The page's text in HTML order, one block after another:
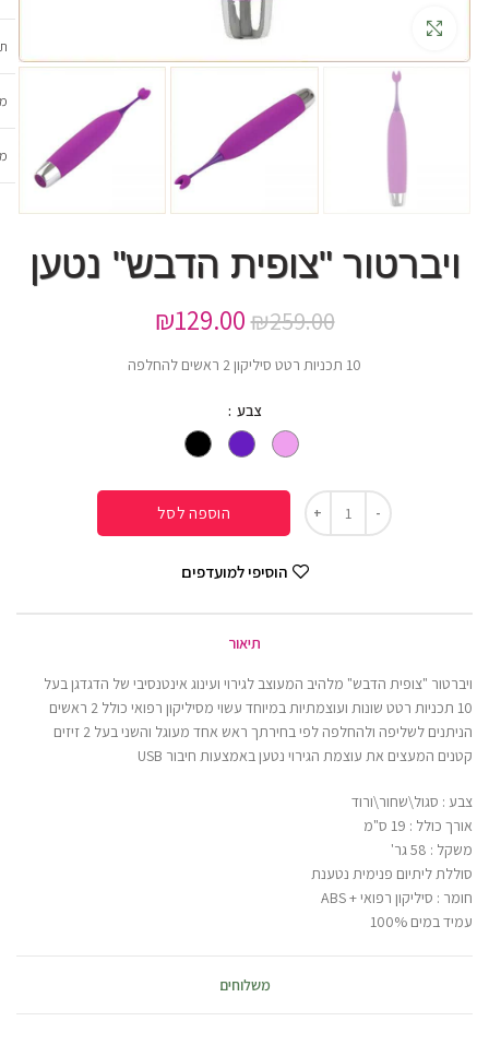
ויברטור "צופית הדבש" נטען
₪259.00
₪129.00
10 תכניות רטט סיליקון 2 ראשים להחלפה
צבע
הוספה לסל
הוסיפי למועדפים
תיאור
ויברטור "צופית הדבש" מלהיב המעוצב לגירוי ועינוג אינטנסיבי של הדגדגן בעל
10 תכניות רטט שונות ועוצמתיות במיוחד עשוי מסיליקון רפואי כולל 2 ראשים
הניתנים לשליפה ולהחלפה לפי בחירתך ראש אחד מעוגל והשני בעל 2 זיזים
קטנים המעצים את עוצמת הגירוי נטען באמצעות חיבור USB
צבע : סגול\שחור\ורוד
אורך כולל : 19 ס"מ
משקל : 58 גר'
סוללת ליתיום פנימית נטענת
חומר : סיליקון רפואי + ABS
עמיד במים 100%
משלוחים